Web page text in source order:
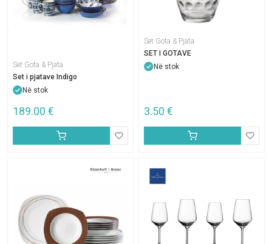
Set Gota & Pjata
Set i pjatave Indigo
Në stok
189.00 €
Set Gota & Pjata
SET I GOTAVE
Në stok
3.50 €